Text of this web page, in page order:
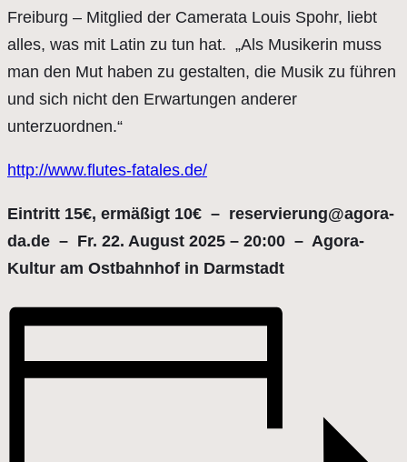
Freiburg – Mitglied der Camerata Louis Spohr, liebt
alles, was mit Latin zu tun hat. „Als Musikerin muss
man den Mut haben zu gestalten, die Musik zu führen
und sich nicht den Erwartungen anderer
unterzuordnen.“
http://www.flutes-fatales.de/
Eintritt 15€, ermäßigt 10€ – reservierung@agora-
da.de – Fr. 22. August 2025 – 20:00 – Agora-
Kultur am Ostbahnhof in Darmstadt